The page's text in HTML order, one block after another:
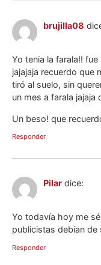
brujilla08
Yo tenia la farala!!
jajajaja recuerdo que
tiró al suelo, sin
un mes a farala
Un beso! que
Responder
Pilar dice:
Yo todavía hoy me
publicistas debían de
Responder